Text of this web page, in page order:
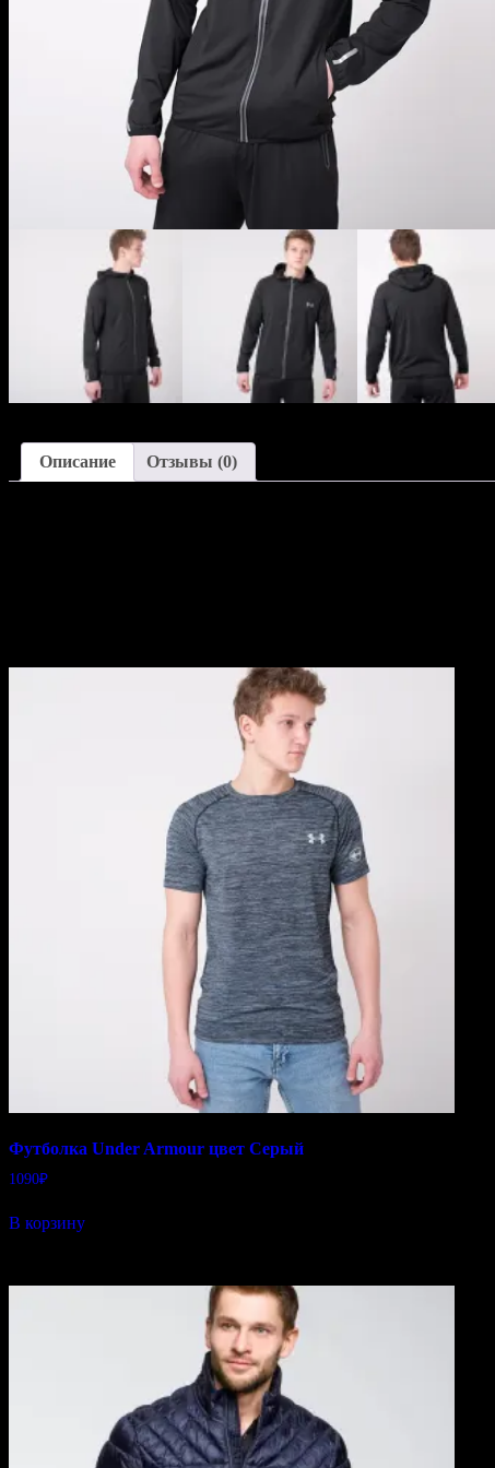
Описание Отзывы (0)
Футболка Under Armour цвет Серый
1090₽
В корзину